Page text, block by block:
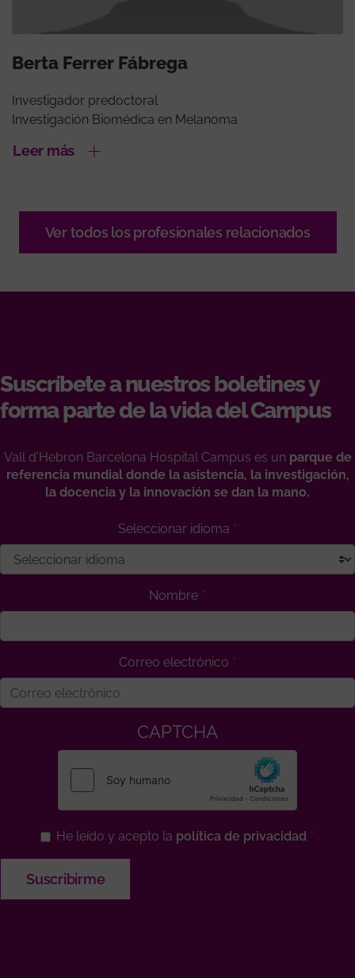
Berta Ferrer Fábrega
Investigador predoctoral
Investigación Biomédica en Melanoma
Leer más
Ver todos los profesionales relacionados
Suscríbete a nuestros boletines y
forma parte de la vida del Campus
Vall d'Hebron Barcelona Hospital Campus es un parque de
referencia mundial donde la asistencia, la investigación,
la docencia y la innovación se dan la mano.
Seleccionar idioma
Nombre
Correo electrónico
CAPTCHA
He leído y acepto la política de privacidad